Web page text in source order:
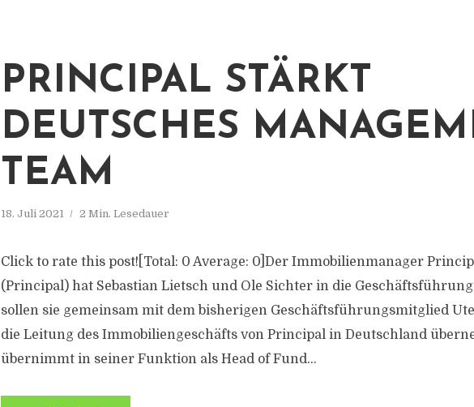
PRINCIPAL STÄRKT
DEUTSCHES
TEAM
18. Juli 2021 2 Min. Lesedauer
Click to rate this post![Total: 0 Average: 0]Der Immobilienmanager
(Principal) hat Sebastian Lietsch und Ole Sichter in die
sollen sie gemeinsam mit dem bisherigen Geschäftsführungsmitglied
die Leitung des Immobiliengeschäfts von Principal in Deutschland
übernimmt in seiner Funktion als Head of Fund...